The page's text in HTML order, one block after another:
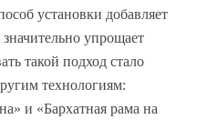
установки добавляет
упрощает
такой подход стало
технологиям:
и «Бархатная рама на